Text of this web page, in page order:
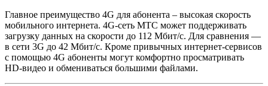
Главное преимущество 4G для абонента – высокая скорость
мобильного интернета. 4G-сеть МТС может поддерживать
загрузку данных на скорости до 112 Мбит/с. Для сравнения —
в сети 3G до 42 Мбит/с. Кроме привычных интернет-сервисов
с помощью 4G абоненты могут комфортно просматривать
HD-видео и обмениваться большими файлами.